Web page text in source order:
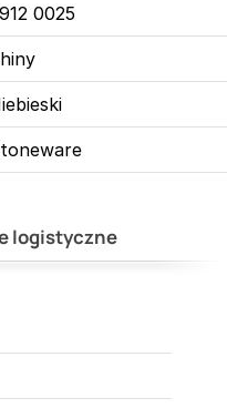
0025
logistyczne